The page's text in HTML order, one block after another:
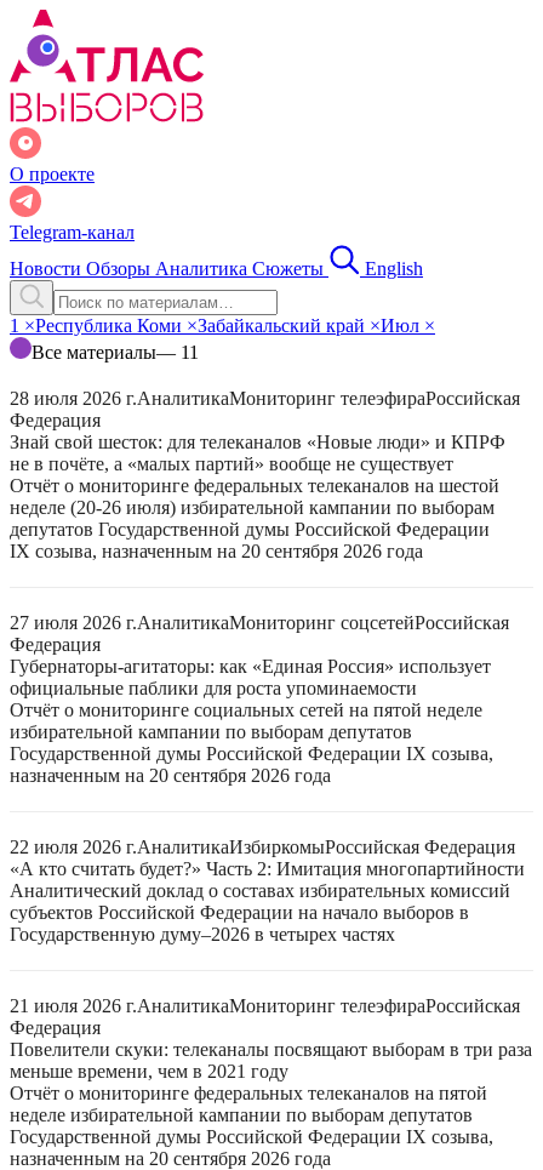
О проекте
Telegram-канал
Новости Обзоры Аналитика Сюжеты English
1 ×Республика Коми ×Забайкальский край ×Июл ×
Все материалы— 11
28 июля 2026 г.АналитикаМониторинг телеэфираРоссийская
Федерация
Знай свой шесток: для телеканалов «Новые люди» и КПРФ
не в почёте, а «малых партий» вообще не существует
Отчёт о мониторинге федеральных телеканалов на шестой
неделе (20-26 июля) избирательной кампании по выборам
депутатов Государственной думы Российской Федерации
IX созыва, назначенным на 20 сентября 2026 года
27 июля 2026 г.АналитикаМониторинг соцсетейРоссийская
Федерация
Губернаторы-агитаторы: как «Единая Россия» использует
официальные паблики для роста упоминаемости
Отчёт о мониторинге социальных сетей на пятой неделе
избирательной кампании по выборам депутатов
Государственной думы Российской Федерации IX созыва,
назначенным на 20 сентября 2026 года
22 июля 2026 г.АналитикаИзбиркомыРоссийская Федерация
«А кто считать будет?» Часть 2: Имитация многопартийности
Аналитический доклад о составах избирательных комиссий
субъектов Российской Федерации на начало выборов в
Государственную думу–2026 в четырех частях
21 июля 2026 г.АналитикаМониторинг телеэфираРоссийская
Федерация
Повелители скуки: телеканалы посвящают выборам в три раза
меньше времени, чем в 2021 году
Отчёт о мониторинге федеральных телеканалов на пятой
неделе избирательной кампании по выборам депутатов
Государственной думы Российской Федерации IX созыва,
назначенным на 20 сентября 2026 года